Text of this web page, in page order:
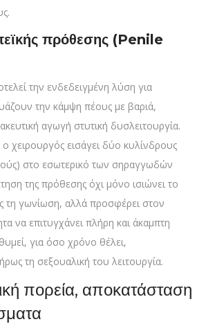
πρόθεσης (Penile
την ενδεδειγμένη λύση για
την κάμψη πέους με βαριά,
αγωγή στυτική δυσλειτουργία.
χειρουργός εισάγει δύο κυλίνδρους
στο εσωτερικό των σηραγγωδών
της πρόθεσης όχι μόνο ισιώνει το
τη γωνίωση, αλλά προσφέρει στον
να επιτυγχάνει πλήρη και άκαμπτη
για όσο χρόνο θέλει,
τη σεξουαλική του λειτουργία.
πορεία, αποκατάσταση